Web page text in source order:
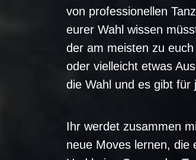
von professionellen
eurer Wahl wissen
der am meisten zu
oder vielleicht etwas
die Wahl und es gibt für
Ihr werdet zusammen
neue Moves lernen, die